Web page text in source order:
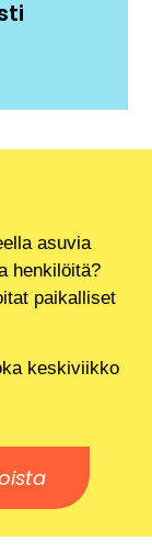
asuvia
henkilöitä?
paikalliset
keskiviikko